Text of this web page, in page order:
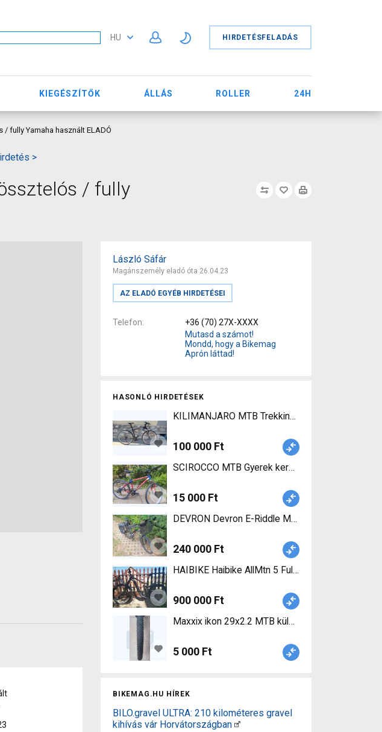
HU HIRDETÉSFELADÁS
KIEGÉSZÍTŐK ÁLLÁS ROLLER 24H
fully Yamaha használt ELADÓ
>
/ fully
László Sáfár
Magánszemély eladó óta 26.04.23
AZ ELADÓ EGYÉB HIRDETÉSEI
Telefon
+36 (70) 27X-XXXX
Mutasd a számot!
Mondd, hogy a Bikemag
Aprón láttad!
HASONLÓ HIRDETÉSEK
KILIMANJARO MTB Trekking/cross v-fék
100 000 Ft
SCIROCCO MTB Gyerek kerékpár használt ELADÓ
15 000 Ft
DEVRON Devron E-Riddle M1.7 250W MTB
240 000 Ft
HAIBIKE Haibike AllMtn 5 Fully eMTB 2021
900 000 Ft
Maxxix ikon 29x2.2 MTB külső Maxxix ikon
5 000 Ft
BIKEMAG.HU HÍREK
BILO.gravel ULTRA: 210 kilométeres gravel
kihívás vár Horvátországban